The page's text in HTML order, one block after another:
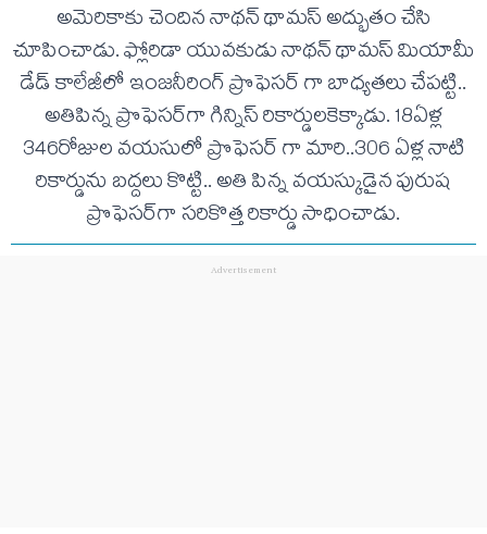
అమెరికాకు చెందిన నాథన్ థామస్ అద్భుతం చేసి
చూపించాడు. ఫ్లోరిడా యువకుడు నాథన్ థామస్ మియామీ
డేడ్ కాలేజీలో ఇంజనీరింగ్ ప్రొఫెసర్ గా బాధ్యతలు చేపట్టి..
అతిపిన్న ప్రొఫెసర్‌గా గిన్నిస్‌ రికార్డులకెక్కాడు. 18ఏళ్ల
346రోజుల వయసులో ప్రొఫెసర్ గా మారి..306 ఏళ్ల నాటి
రికార్డును బద్దలు కొట్టి.. అతి పిన్న వయస్కుడైన పురుష
ప్రొఫెసర్‌గా సరికొత్త రికార్డు సాధించాడు.